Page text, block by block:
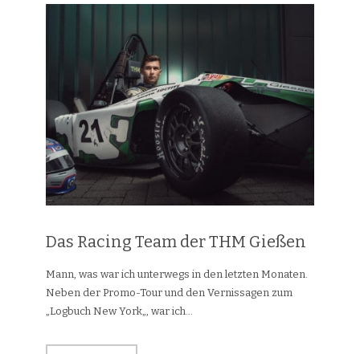
Das Racing Team der THM Gießen
Mann, was war ich unterwegs in den letzten Monaten.
Neben der Promo-Tour und den Vernissagen zum
„Logbuch New York„, war ich...